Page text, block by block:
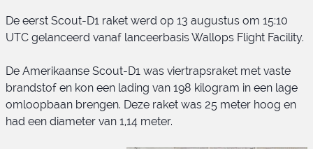
Scout-D1
De eerst Scout-D1 raket werd op 13 augustus om 15:10
UTC gelanceerd vanaf lanceerbasis Wallops Flight Facility.
De Amerikaanse Scout-D1 was viertrapsraket met vaste
brandstof en kon een lading van 198 kilogram in een lage
omloopbaan brengen. Deze raket was 25 meter hoog en
had een diameter van 1,14 meter.